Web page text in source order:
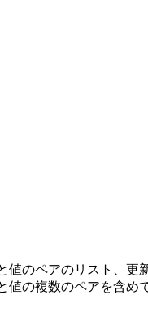
のペアのリスト、
の複数のペアを含